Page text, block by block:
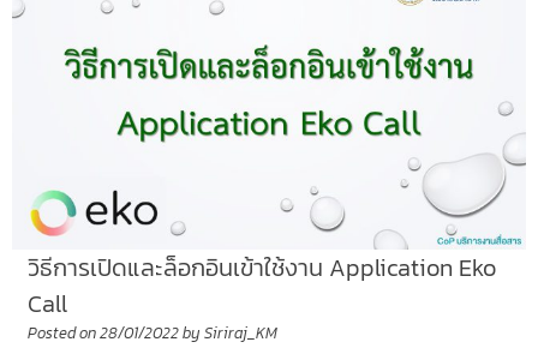
วิธีการเปิดและล็อกอินเข้าใช้งาน Application Eko
Call
Posted on28/01/2022by Siriraj_KM